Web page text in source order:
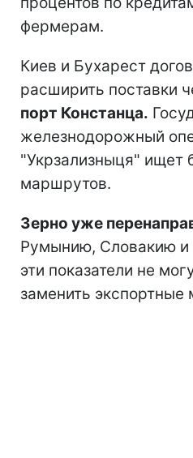
фермерам.
Киев и Бухарест
расширить поставки
порт Констанца.
железнодорожный
"Укрзализныця" ищет
маршрутов.
Зерно уже
Румынию, Словакию и
эти показатели не
заменить